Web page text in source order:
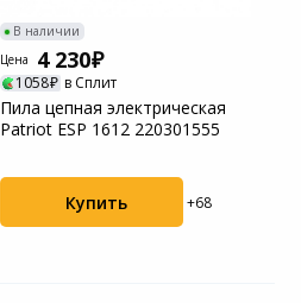
В наличии
Цена
4 230
1058 в Сплит
Пила цепная электрическая
Patriot ESP 1612 220301555
Купить +68